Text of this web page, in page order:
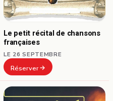
Le petit récital de chansons
françaises
LE 26 SEPTEMBRE
Réserver